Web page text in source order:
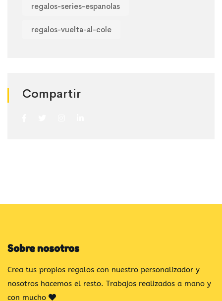
regalos-series-espanolas
regalos-vuelta-al-cole
Compartir
Sobre nosotros
Crea tus propios regalos con nuestro personalizador y
nosotros hacemos el resto. Trabajos realizados a mano y
con mucho